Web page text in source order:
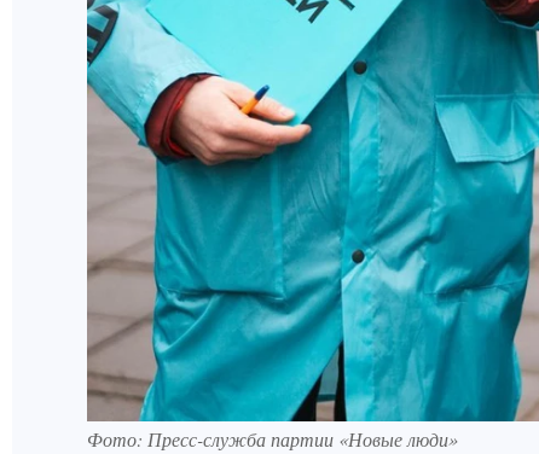
Фото: Пресс-служба партии «Новые люди»